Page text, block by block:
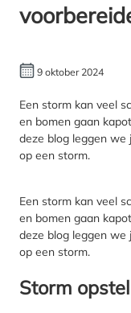
9 oktober 2024
Een storm kan veel
en bomen gaan
deze blog leggen we
op een storm.
Een storm kan veel
en bomen gaan
deze blog leggen we
op een storm.
Storm